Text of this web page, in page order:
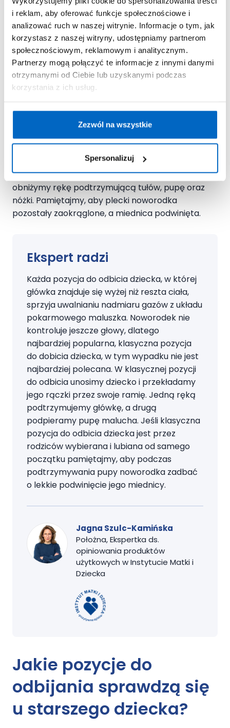
i reklam, aby oferować funkcje społecznościowe i
analizować ruch w naszej witrynie. Informacje o tym, jak
korzystasz z naszej witryny, udostępniamy partnerom
społecznościowym, reklamowym i analitycznym.
Partnerzy mogą połączyć te informacje z innymi danymi
otrzymanymi od Ciebie lub uzyskanymi podczas
korzystania z ich usług.
Zezwól na wszystkie
Spersonalizuj
W tej pozycji do odbijania noworodka
brzuszek nie jest uciskany, a dodatkowym
atutem jest przyzwyczajanie brzdąca do
leżenia na brzuszku.
Odbijanie noworodka w
pozycji tzw. kołyski
Gdy dziecko bezpiecznie leży w naszych
ramionach wystarczy, że uniesiemy rękę
podtrzymującą główkę i równocześnie lekko
obniżymy rękę podtrzymującą tułów, pupę oraz
nóżki. Pamiętajmy, aby plecki noworodka
pozostały zaokrąglone, a miednica podwinięta.
Ekspert radzi
Każda pozycja do odbicia dziecka, w której
główka znajduje się wyżej niż reszta ciała,
sprzyja uwalnianiu nadmiaru gazów z układu
pokarmowego maluszka. Noworodek nie
kontroluje jeszcze głowy, dlatego
najbardziej popularna, klasyczna pozycja
do dobicia dziecka, w tym wypadku nie jest
najbardziej polecana. W klasycznej pozycji
do odbicia unosimy dziecko i przekładamy
jego rączki przez swoje ramię. Jedną ręką
podtrzymujemy główkę, a drugą
podpieramy pupę malucha. Jeśli klasyczna
pozycja do odbicia dziecka jest przez
rodziców wybierana i lubiana od samego
początku pamiętajmy, aby podczas
podtrzymywania pupy noworodka zadbać
o lekkie podwinięcie jego miednicy.
Jagna Szulc-Kamińska
Położna, Ekspertka ds.
opiniowania produktów
użytkowych w Instytucie Matki i
Dziecka
Jakie pozycje do
odbijania sprawdzą się
u starszego dziecka?